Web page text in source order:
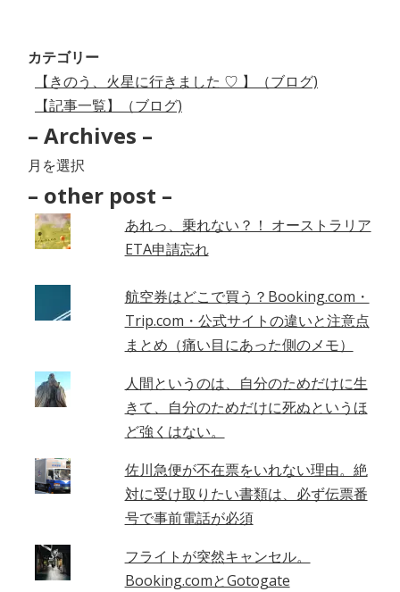
カテゴリー
【きのう、火星に行きました ♡ 】（ブログ)
【記事一覧】（ブログ)
– Archives –
–
Archives
– other post –
あれっ、乗れない？！ オーストラリア
ETA申請忘れ
航空券はどこで買う？Booking.com・
Trip.com・公式サイトの違いと注意点
まとめ（痛い目にあった側のメモ）
人間というのは、自分のためだけに生
きて、自分のためだけに死ぬというほ
ど強くはない。
佐川急便が不在票をいれない理由。絶
対に受け取りたい書類は、必ず伝票番
号で事前電話が必須
フライトが突然キャンセル。
Booking.comとGotogate